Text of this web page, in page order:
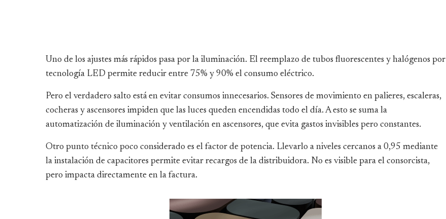
Uno de los ajustes más rápidos pasa por la iluminación. El reemplazo de tubos fluorescentes y halógenos por
tecnología LED permite reducir entre 75% y 90% el consumo eléctrico.
Pero el verdadero salto está en evitar consumos innecesarios. Sensores de movimiento en palieres, escaleras,
cocheras y ascensores impiden que las luces queden encendidas todo el día. A esto se suma la
automatización de iluminación y ventilación en ascensores, que evita gastos invisibles pero constantes.
Otro punto técnico poco considerado es el factor de potencia. Llevarlo a niveles cercanos a 0,95 mediante
la instalación de capacitores permite evitar recargos de la distribuidora. No es visible para el consorcista,
pero impacta directamente en la factura.